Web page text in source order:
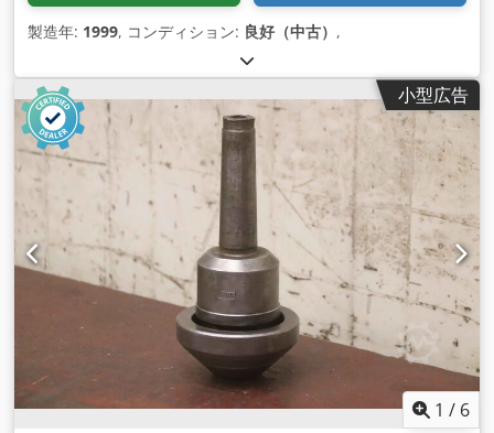
製造年: 1999, コンディション: 良好（中古） ,
小型広告
1 / 6